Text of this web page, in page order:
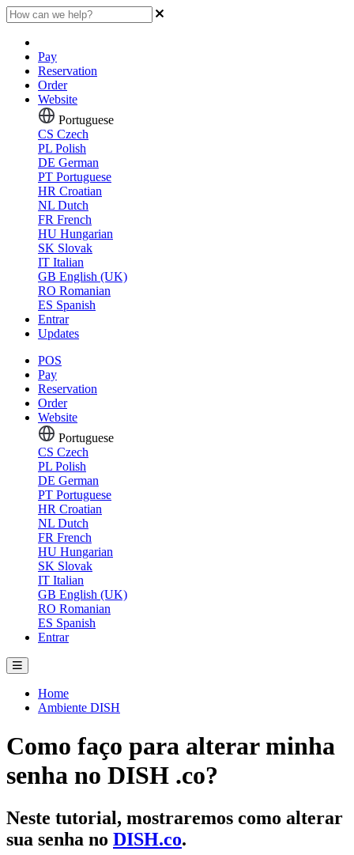
Pay
Reservation
Order
Website
Portuguese
CS Czech
PL Polish
DE German
PT Portuguese
HR Croatian
NL Dutch
FR French
HU Hungarian
SK Slovak
IT Italian
GB English (UK)
RO Romanian
ES Spanish
Entrar
Updates
POS
Pay
Reservation
Order
Website
Portuguese
CS Czech
PL Polish
DE German
PT Portuguese
HR Croatian
NL Dutch
FR French
HU Hungarian
SK Slovak
IT Italian
GB English (UK)
RO Romanian
ES Spanish
Entrar
Home
Ambiente DISH
Como faço para alterar minha
senha no DISH .co?
Neste tutorial, mostraremos como alterar
sua senha no DISH.co.